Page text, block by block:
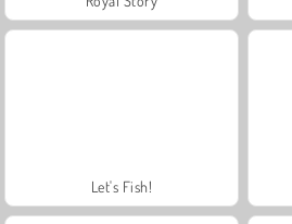
Let's Fish!